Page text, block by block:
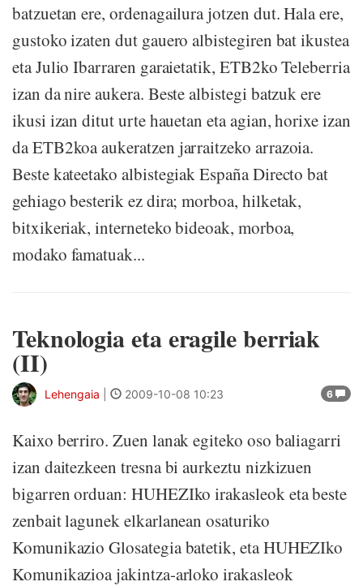
batzuetan ere, ordenagailura jotzen dut. Hala ere,
gustoko izaten dut gauero albistegiren bat ikustea
eta Julio Ibarraren garaietatik, ETB2ko Teleberria
izan da nire aukera. Beste albistegi batzuk ere
ikusi izan ditut urte hauetan eta agian, horixe izan
da ETB2koa aukeratzen jarraitzeko arrazoia.
Beste kateetako albistegiak España Directo bat
gehiago besterik ez dira; morboa, hilketak,
bitxikeriak, interneteko bideoak, morboa,
modako famatuak...
Teknologia eta eragile berriak
(II)
6
Lehengaia 2009-10-08 10:23
Kaixo berriro. Zuen lanak egiteko oso baliagarri
izan daitezkeen tresna bi aurkeztu nizkizuen
bigarren orduan: HUHEZIko irakasleok eta beste
zenbait lagunek elkarlanean osaturiko
Komunikazio Glosategia batetik, eta HUHEZIko
Komunikazioa jakintza-arloko irakasleok